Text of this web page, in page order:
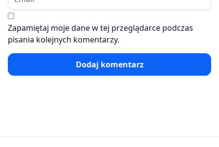
Zapamiętaj moje dane w tej przeglądarce podczas
pisania kolejnych komentarzy.
Dodaj komentarz